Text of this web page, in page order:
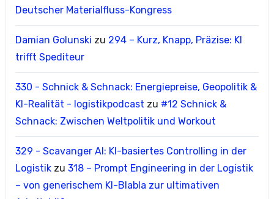
Deutscher Materialfluss-Kongress
Damian Golunski zu 294 – Kurz, Knapp, Präzise: KI
trifft Spediteur
330 - Schnick & Schnack: Energiepreise, Geopolitik &
KI-Realität - logistikpodcast zu #12 Schnick &
Schnack: Zwischen Weltpolitik und Workout
329 - Scavanger AI: KI-basiertes Controlling in der
Logistikzu 318 – Prompt Engineering in der Logistik
– von generischem KI-Blabla zur ultimativen